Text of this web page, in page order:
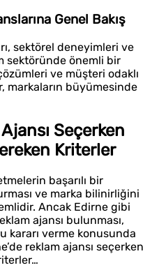
Genel Bakış
sektörel deneyimleri ve
sektöründe önemli bir
ve müşteri odaklı
markaların büyümesinde
Seçerken
Kriterler
başarılı bir
ve marka bilinirliğini
Ancak Edirne gibi
ajansı bulunması,
kararı verme konusunda
reklam ajansı seçerken